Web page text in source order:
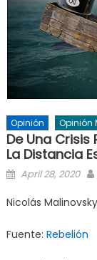
Opinión Opinión
De Una Crisis
La Distancia
Posted
April 28, 2020
Nicolás
Fuente: Rebelión